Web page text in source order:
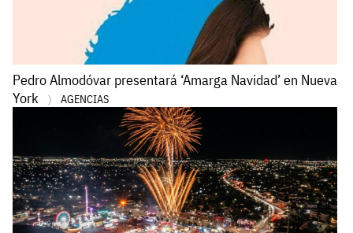
Pedro Almodóvar presentará ‘Amarga Navidad’ en Nueva
York
AGENCIAS